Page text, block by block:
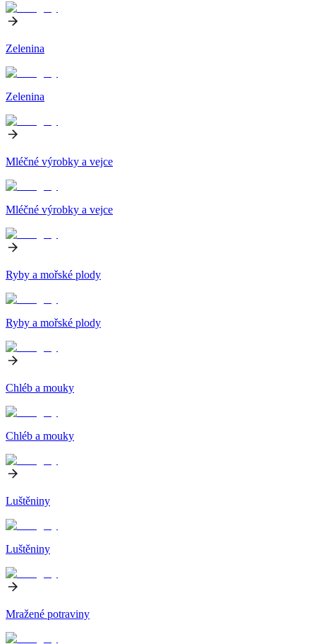
Zelenina
Zelenina
Mléčné výrobky a vejce
Mléčné výrobky a vejce
Ryby a mořské plody
Ryby a mořské plody
Chléb a mouky
Chléb a mouky
Luštěniny
Luštěniny
Mražené potraviny